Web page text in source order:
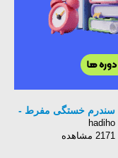
سندرم خستگی مفرط -
hadiho
2171 مشاهده